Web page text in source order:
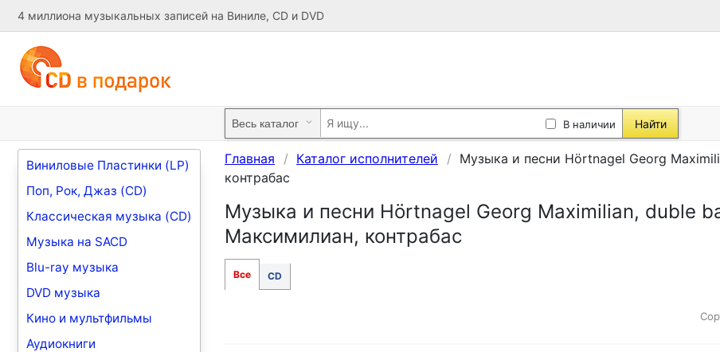
4 миллиона музыкальных записей на Виниле, CD и DVD
В наличии Найти
Виниловые Пластинки (LP)
Поп, Рок, Джаз (CD)
Классическая музыка (CD)
Музыка на SACD
Blu-ray музыка
DVD музыка
Кино и мультфильмы
Аудиокниги
Главная Каталог исполнителей
Музыка и песни Hörtnagel Georg
контрабас
Музыка и песни Hörtnagel Georg Maximilian, duble
Максимилиан, контрабас
Все CD